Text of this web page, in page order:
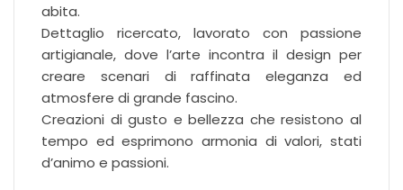
abita.
Dettaglio ricercato, lavorato con passione
artigianale, dove l’arte incontra il design per
creare scenari di raffinata eleganza ed
atmosfere di grande fascino.
Creazioni di gusto e bellezza che resistono al
tempo ed esprimono armonia di valori, stati
d’animo e passioni.